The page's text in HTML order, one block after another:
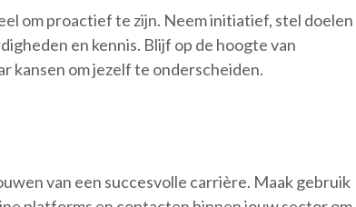
om proactief te zijn. Neem initiatief, stel doelen
en kennis. Blijf op de hoogte van
kansen om jezelf te onderscheiden.
van een succesvolle carrière. Maak gebruik